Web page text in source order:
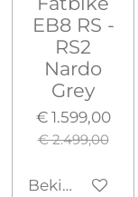
EB8 RS -
RS2
Nardo
Grey
€ 1.599,00
€ 2.499,00
Bekijk details